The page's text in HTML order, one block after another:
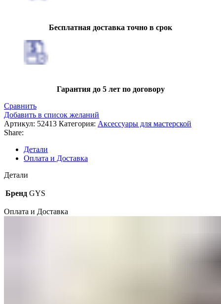
Бесплатная доставка точно в срок
Гарантия до 5 лет по договору
Сравнить
Добавить в список желаний
Артикул: 52413 Категория: Аксессуары для мастерской
Share:
Детали
Оплата и Доставка
Детали
Бренд GYS
Оплата и Доставка